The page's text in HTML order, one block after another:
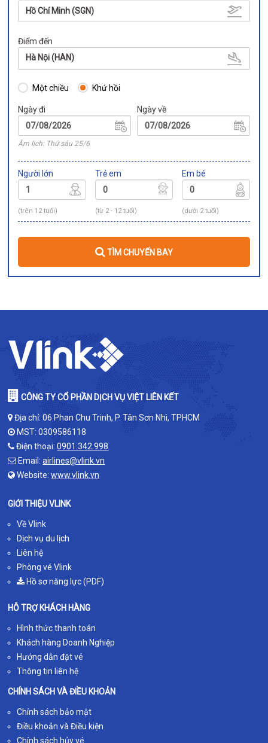
Hồ Chí Minh (SGN)
Điểm đến
Hà Nội (HAN)
Một chiều Khứ hồi
Ngày đi
Âm lịch: Thứ sáu 25/6
Ngày về
Người lớn
(trên 12 tuổi)
Trẻ em
(từ 2 - 12 tuổi)
Em bé
(dưới 2 tuổi)
TÌM CHUYẾN BAY
CÔNG TY CỔ PHẦN DỊCH VỤ VIỆT LIÊN KẾT
Địa chỉ: 06 Phan Chu Trinh, P. Tân Sơn Nhì, TPHCM
MST: 0309586118
Điện thoại:0901.342.998
Email:airlines@vlink.vn
Website:www.vlink.vn
GIỚI THIỆU VLINK
Về Vlink
Dịch vụ du lịch
Liên hệ
Phòng vé Vlink
Hồ sơ năng lực (PDF)
HỖ TRỢ KHÁCH HÀNG
Hình thức thanh toán
Khách hàng Doanh Nghiệp
Hướng dẫn đặt vé
Thông tin liên hệ
CHÍNH SÁCH VÀ ĐIỀU KHOẢN
Chính sách bảo mật
Điều khoản và Điều kiện
Chính sách hủy vé